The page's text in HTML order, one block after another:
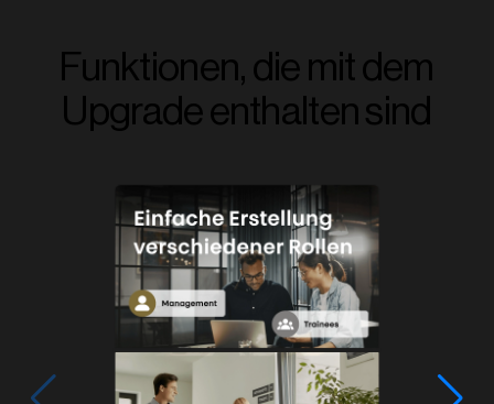
Funktionen, die mit dem
Upgrade enthalten sind